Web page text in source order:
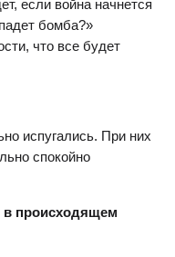
если война начнется
бомба?»
что все будет
испугались. При них
спокойно
в происходящем